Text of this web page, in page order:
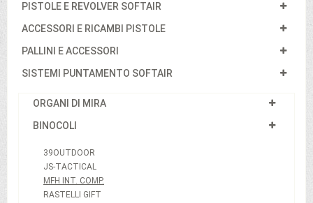
PISTOLE E REVOLVER SOFTAIR
ACCESSORI E RICAMBI PISTOLE
PALLINI E ACCESSORI
SISTEMI PUNTAMENTO SOFTAIR
ORGANI DI MIRA
BINOCOLI
39OUTDOOR
JS-TACTICAL
MFH INT. COMP.
RASTELLI GIFT